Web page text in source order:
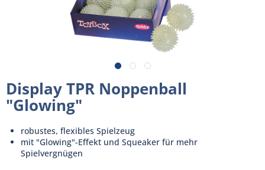
Display TPR Noppenball
"Glowing"
robustes, flexibles Spielzeug
mit "Glowing"-Effekt und Squeaker für mehr
Spielvergnügen